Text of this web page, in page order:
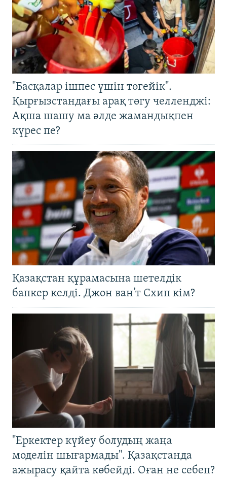
"Басқалар ішпес үшін төгейік".
Қырғызстандағы арақ төгу челленджі:
Ақша шашу ма әлде жамандықпен
күрес пе?
Қазақстан құрамасына шетелдік
бапкер келді. Джон ван’т Схип кім?
"Еркектер күйеу болудың жаңа
моделін шығармады". Қазақстанда
ажырасу қайта көбейді. Оған не себеп?